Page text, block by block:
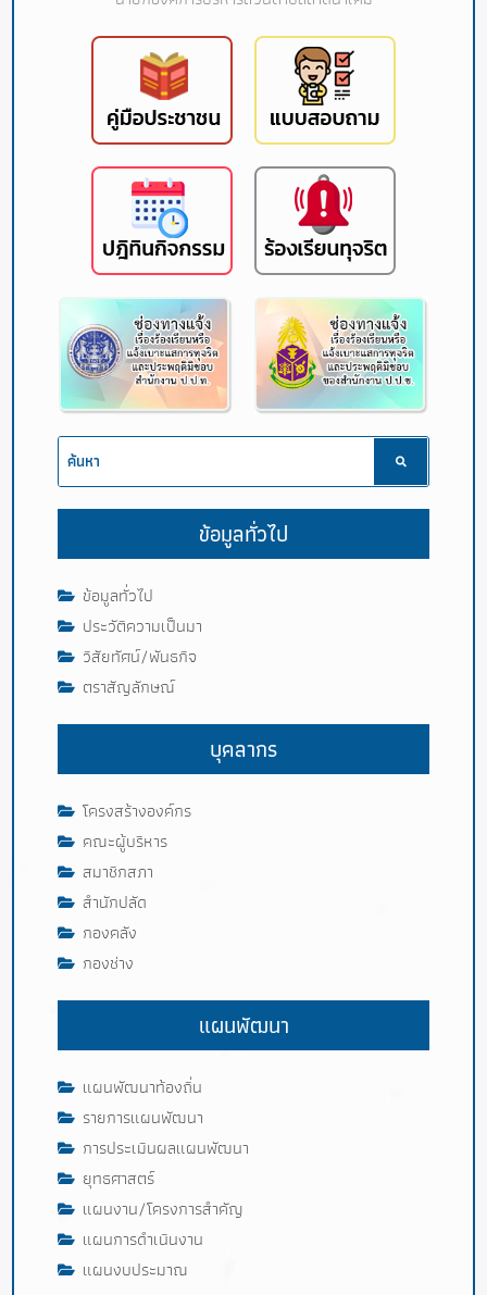
ข้อมูลทั่วไป
ข้อมูลทั่วไป
ประวัติความเป็นมา
วิสัยทัศน์/พันธกิจ
ตราสัญลักษณ์
บุคลากร
โครงสร้างองค์กร
คณะผู้บริหาร
สมาชิกสภา
สำนักปลัด
กองคลัง
กองช่าง
แผนพัฒนา
แผนพัฒนาท้องถิ่น
รายการแผนพัฒนา
การประเมินผลแผนพัฒนา
ยุทธศาสตร์
แผนงาน/โครงการสำคัญ
แผนการดำเนินงาน
แผนงบประมาณ